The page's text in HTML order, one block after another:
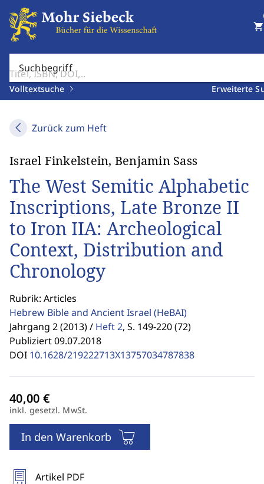
Suchbegriff
Volltextsuche Erweiterte
shopping_cart
Zurück zum Heft
Israel Finkelstein, Benjamin Sass
The West Semitic Alphabetic
Inscriptions, Late Bronze II
to Iron IIA: Archeological
Context, Distribution and
Chronology
Rubrik: Articles
Hebrew Bible and Ancient Israel (HeBAI)
Jahrgang 2 (2013) / Heft 2, S. 149-220 (72)
Publiziert 09.07.2018
DOI 10.1628/219222713X13757034787838
inkl. gesetzl. MwSt.
In den Warenkorb
Artikel PDF